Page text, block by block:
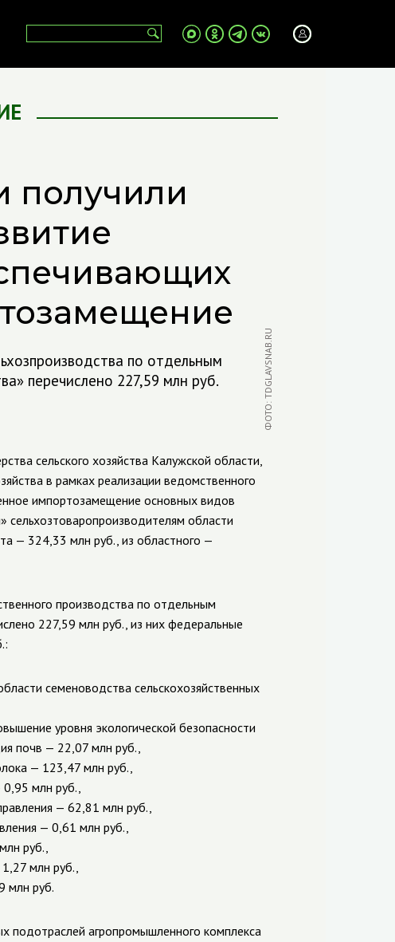
получили
по отдельным
перечислено 227,59 млн руб.
ФОТО: TDGLAVSNAB.RU
сельского хозяйства Калужской области,
в рамках реализации ведомственного
импортозамещение основных видов
сельхозтоваропроизводителям области
— 324,33 млн руб., из областного —
производства по отдельным
227,59 млн руб., из них федеральные
семеноводства сельскохозяйственных
уровня экологической безопасности
почв — 22,07 млн руб.,
— 123,47 млн руб.,
млн руб.,
— 62,81 млн руб.,
— 0,61 млн руб.,
руб.,
млн руб.,
млн руб.
подотраслей агропромышленного комплекса